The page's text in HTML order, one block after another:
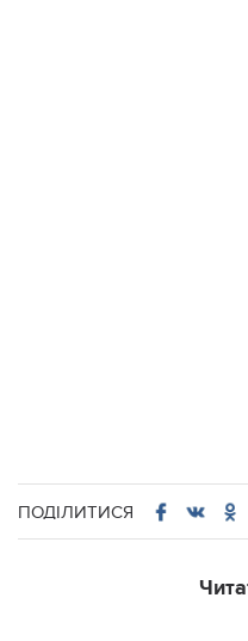
ПОДІЛИТИСЯ